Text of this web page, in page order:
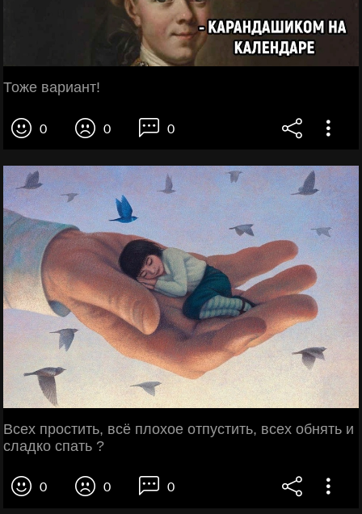
Тоже вариант!
0 0 0
Всех простить, всё плохое отпустить, всех обнять и
сладко спать ?
0 0 0